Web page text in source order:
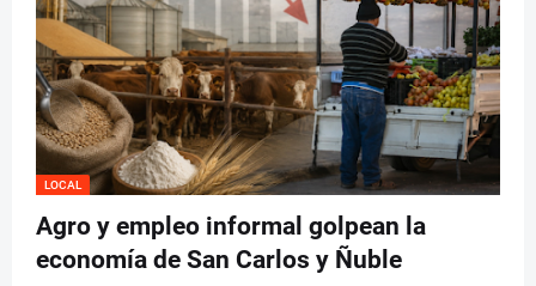
LOCAL
Agro y empleo informal golpean la
economía de San Carlos y Ñuble